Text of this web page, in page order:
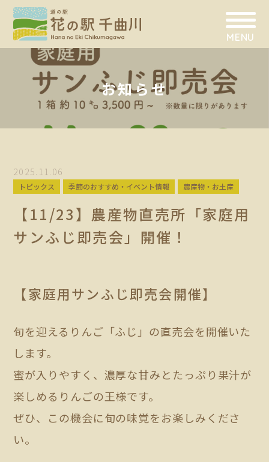
MENU
お知らせ
2025.11.06
トピックス 季節のおすすめ・イベント情報 農産物・お土産
【11/23】農産物直売所「家庭用
サンふじ即売会」開催！
【家庭用サンふじ即売会開催】
旬を迎えるりんご「ふじ」の直売会を開催いた
します。
蜜が入りやすく、濃厚な甘みとたっぷり果汁が
楽しめるりんごの王様です。
ぜひ、この機会に旬の味覚をお楽しみくださ
い。